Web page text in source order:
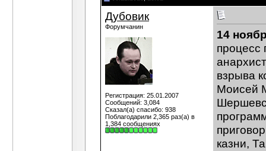
Дубовик
Форумчанин
Регистрация: 25.01.2007
Сообщений: 3,084
Сказал(а) спасибо: 938
Поблагодарили 2,365 раз(а) в
1,384 сообщениях
14
процесс
взрыва
Моисей
казни,